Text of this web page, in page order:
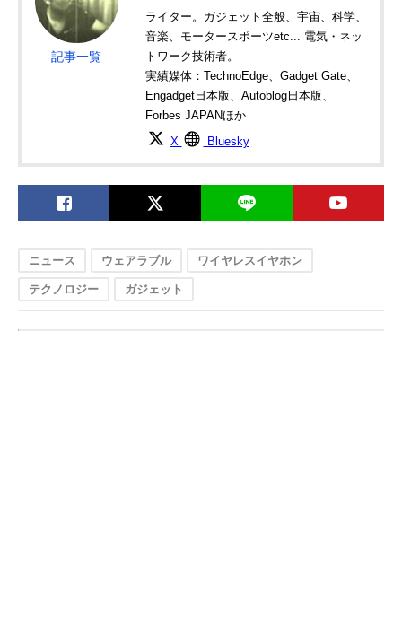
記事一覧
ライター。ガジェット全般、宇宙、科学、
音楽、モータースポーツetc... 電気・ネッ
トワーク技術者。
実績媒体：TechnoEdge、Gadget Gate、
Engadget日本版、Autoblog日本版、
Forbes JAPANほか
X Bluesky
ニュース ウェアラブル ワイヤレスイヤホン
テクノロジー ガジェット